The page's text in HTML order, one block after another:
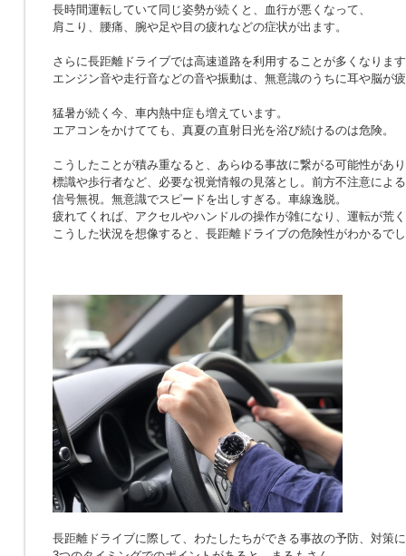
長時間運転していて同じ姿勢が続くと、血行が悪くなって、
肩こり、腰痛、腕や足や目の疲れなどの症状が出ます。
さらに長距離ドライブでは高速道路を利用することが多くなりま
エンジン音や走行音などの音や振動は、無意識のうちに耳や脳が
猛暑が続く今、車内熱中症も増えています。
エアコンをかけてても、真夏の直射日光を浴び続けるのは危険。
こうしたことが積み重なると、あらゆる事故に繋がる可能性があ
標識や歩行者など、必要な視覚情報の見落とし。前方不注意によ
信号無視。無意識でスピードを出しすぎる。車線逸脱。
疲れてくれば、アクセルやハンドルの操作が雑になり、運転が荒
こうした状況を想像すると、長距離ドライブの危険性がわかるで
長距離ドライブに際して、わたしたちができる事故の予防、対策